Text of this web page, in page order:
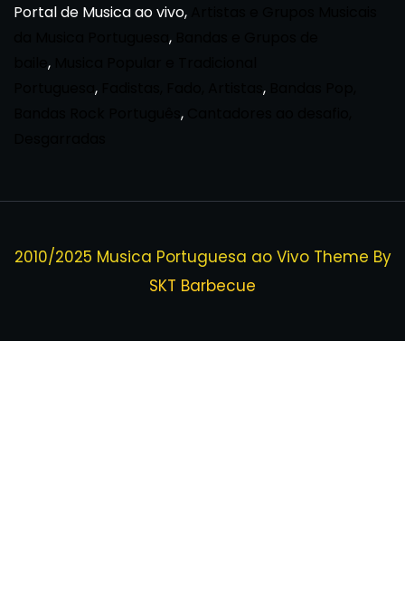
Portal de Musica ao vivo,
,
,
, ,
,
2010/2025 Musica Portuguesa ao Vivo Theme By
SKT Barbecue